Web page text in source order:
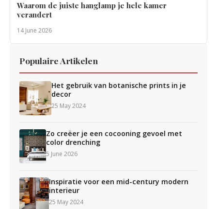
Waarom de juiste hanglamp je hele kamer
verandert
14 June 2026
Populaire Artikelen
Het gebruik van botanische prints in je
decor
25 May 2024
Zo creëer je een cocooning gevoel met
color drenching
5 June 2026
Inspiratie voor een mid-century modern
interieur
25 May 2024